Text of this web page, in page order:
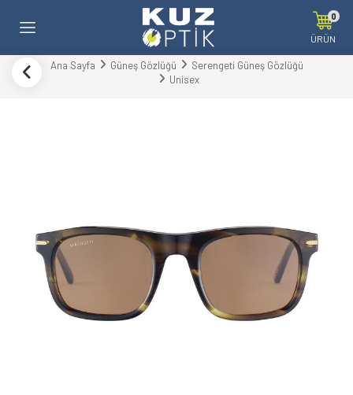
0
ÜRÜN
Ana Sayfa Güneş Gözlüğü
Serengeti Güneş Gözlüğü
Unisex